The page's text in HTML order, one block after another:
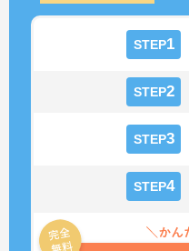
STEP1
STEP2
STEP3
STEP4